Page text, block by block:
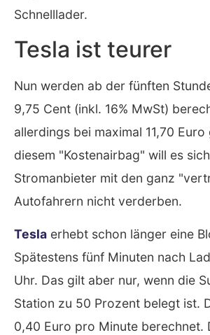
Schnelllader.
Tesla ist teurer
Nun werden ab der fünften
9,75 Cent (inkl. 16% MwSt)
allerdings bei maximal 11,70
diesem "Kostenairbag" will es
Stromanbieter mit den ganz
Autofahrern nicht verderben.
Tesla erhebt schon länger eine
Spätestens fünf Minuten nach
Uhr. Das gilt aber nur, wenn die
Station zu 50 Prozent belegt ist.
0,40 Euro pro Minute berechnet.